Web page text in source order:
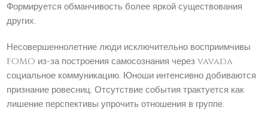
Формируется обманчивость более яркой существования
других.
Несовершеннолетние люди исключительно восприимчивы
FOMO из-за построения самосознания через vavada
социальное коммуникацию. Юноши интенсивно добиваются
признание ровесниц. Отсутствие события трактуется как
лишение перспективы упрочить отношения в группе.